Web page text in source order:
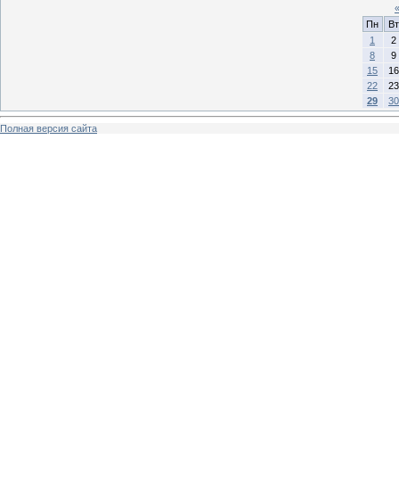
«
Пн
Вт
1
2
8
9
15
16
22
23
29
30
Полная версия сайта